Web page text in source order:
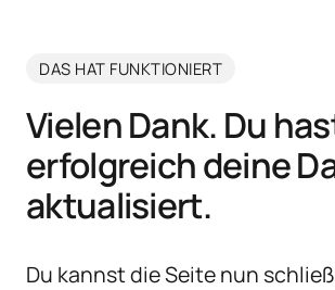
DAS HAT FUNKTIONIERT
Vielen Dank. Du
erfolgreich deine
aktualisiert.
Du kannst die Seite nun